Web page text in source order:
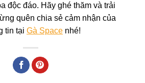
độc đáo. Hãy ghé thăm và trải
quên chia sẻ cảm nhận của
tin tại Gà Space nhé!